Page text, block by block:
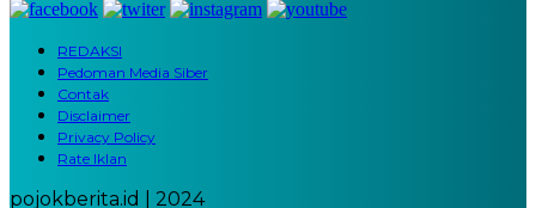
REDAKSI
Pedoman Media Siber
Contak
Disclaimer
Privacy Policy
Rate Iklan
pojokberita.id | 2024